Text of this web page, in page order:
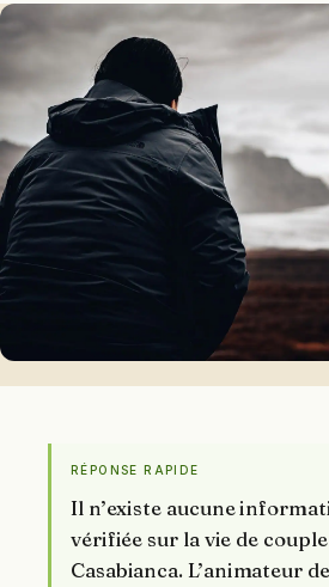
RÉPONSE RAPIDE
Il n’existe aucune
vérifiée sur la vie de
Casabianca. L’animateur